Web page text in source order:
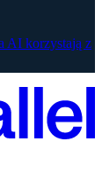
AI korzystają z